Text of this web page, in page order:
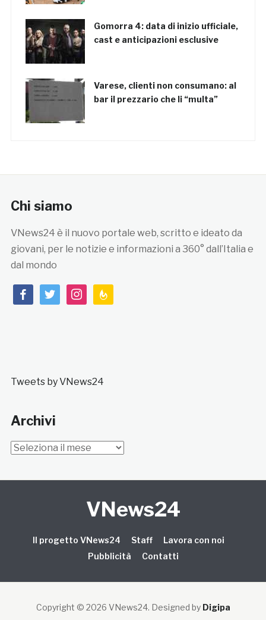
Gomorra 4: data di inizio ufficiale,
cast e anticipazioni esclusive
Varese, clienti non consumano: al
bar il prezzario che li “multa”
Chi siamo
VNews24 è il nuovo portale web, scritto e ideato da
giovani, per le notizie e informazioni a 360° dall’Italia e
dal mondo
facebooktwitterinstagramfeedburner
Tweets by VNews24
Archivi
Archivi
VNews24
Il progetto VNews24 Staff
Lavora con noi
Pubblicità
Contatti
Copyright © 2026 VNews24. Designed by Digipa